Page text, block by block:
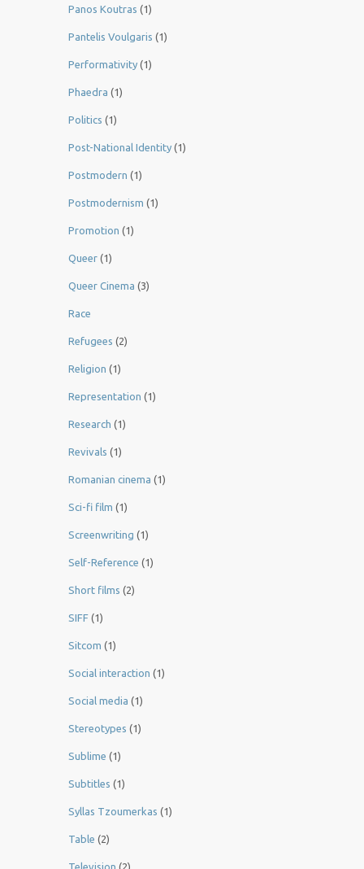
Panos Koutras (1)
Pantelis Voulgaris (1)
Performativity (1)
Phaedra (1)
Politics (1)
Post-National Identity (1)
Postmodern (1)
Postmodernism (1)
Promotion (1)
Queer (1)
Queer Cinema (3)
Race
Refugees (2)
Religion (1)
Representation (1)
Research (1)
Revivals (1)
Romanian cinema (1)
Sci-fi film (1)
Screenwriting (1)
Self-Reference (1)
Short films (2)
SIFF (1)
Sitcom (1)
Social interaction (1)
Social media (1)
Stereotypes (1)
Sublime (1)
Subtitles (1)
Syllas Tzoumerkas (1)
Table (2)
Television (2)